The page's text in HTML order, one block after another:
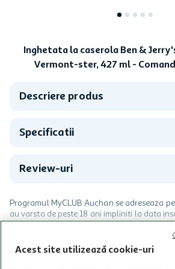
Inghetata la caserola Ben &
Vermont-ster, 427 ml -
Descriere produs
Specificatii
Review-uri
Programul MyCLUB Auchan se adreseaza
au varsta de peste 18 ani impliniti la data
Termenele și Condițiile Programului.
valabile in limita stocurilor disponibile.
limita a 12 unitati / card client o singura
CITESTE MAI MULT
Acest site utilizează cookie-uri